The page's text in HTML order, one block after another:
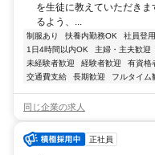
を生徒に教えていただき
るよう、...
制服あり 扶養内勤務OK 社員登
1日4時間以内OK
主婦・主夫歓迎
未経験者歓迎
経験者歓迎 有資格
交通費支給
長期歓迎 フルタイム
同じ企業の求人
正社員